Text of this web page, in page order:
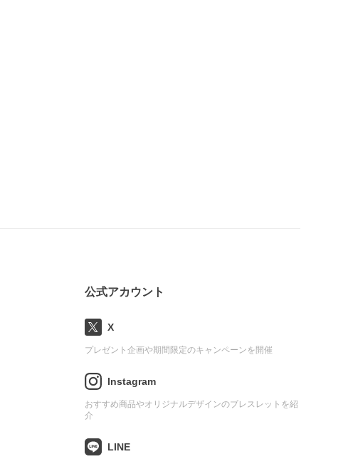
公式アカウント
X
プレゼント企画や期間限定のキャンペーンを開催
Instagram
おすすめ商品やオリジナルデザインのブレスレットを紹
介
LINE